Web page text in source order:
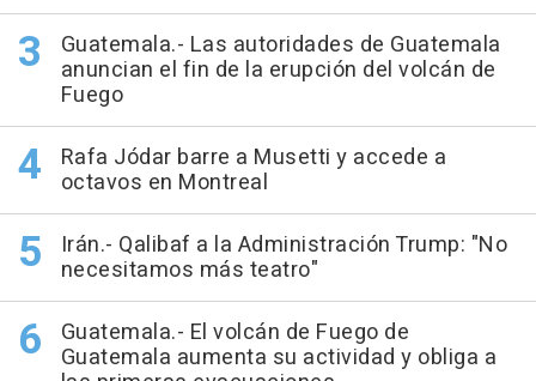
Guatemala.- Las autoridades de Guatemala
anuncian el fin de la erupción del volcán de
Fuego
Rafa Jódar barre a Musetti y accede a
octavos en Montreal
Irán.- Qalibaf a la Administración Trump: "No
necesitamos más teatro"
Guatemala.- El volcán de Fuego de
Guatemala aumenta su actividad y obliga a